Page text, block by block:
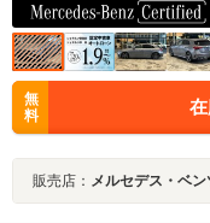
無
料
販売店： メルセデス・ベ